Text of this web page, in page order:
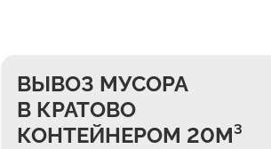
ВЫВОЗ МУСОРА
В КРАТОВО
КОНТЕЙНЕРОМ 20М³